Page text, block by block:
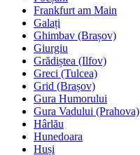
Frankfurt am Main
Galați
Ghimbav (Brașov)
Giurgiu
Grădiștea (Ilfov)
Greci (Tulcea)
Grid (Brașov)
Gura Humorului
Gura Vadului (Prahova)
Hârlău
Hunedoara
Huși